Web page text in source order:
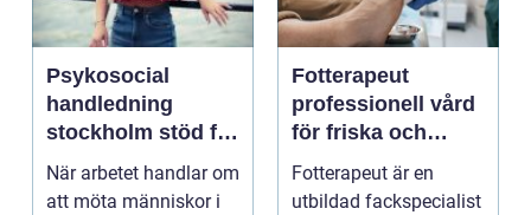
Psykosocial
handledning
stockholm stöd för
hållbart arbete
med människor
När arbetet handlar om
att möta människor i
Fotterapeut
professionell vård
för friska och
starkare fötter
Fotterapeut är en
utbildad fackspecialist